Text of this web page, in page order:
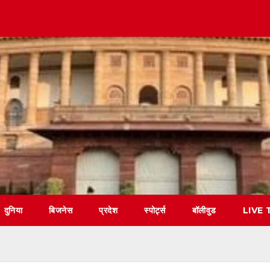
दुनिया बिजनेस प्रदेश स्पोर्ट्स बॉलीवुड LIVE